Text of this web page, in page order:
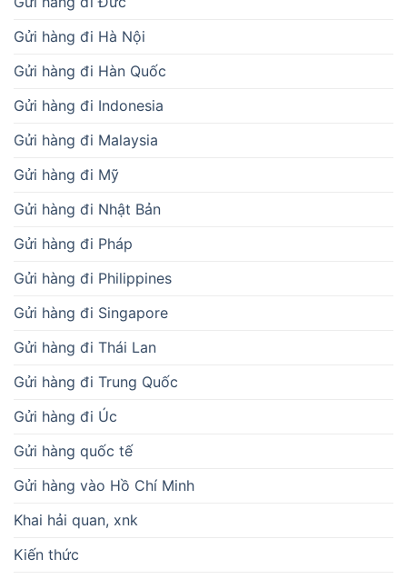
Gửi hàng đi Hà Nội
Gửi hàng đi Hàn Quốc
Gửi hàng đi Indonesia
Gửi hàng đi Malaysia
Gửi hàng đi Mỹ
Gửi hàng đi Nhật Bản
Gửi hàng đi Pháp
Gửi hàng đi Philippines
Gửi hàng đi Singapore
Gửi hàng đi Thái Lan
Gửi hàng đi Trung Quốc
Gửi hàng đi Úc
Gửi hàng quốc tế
Gửi hàng vào Hồ Chí Minh
Khai hải quan, xnk
Kiến thức